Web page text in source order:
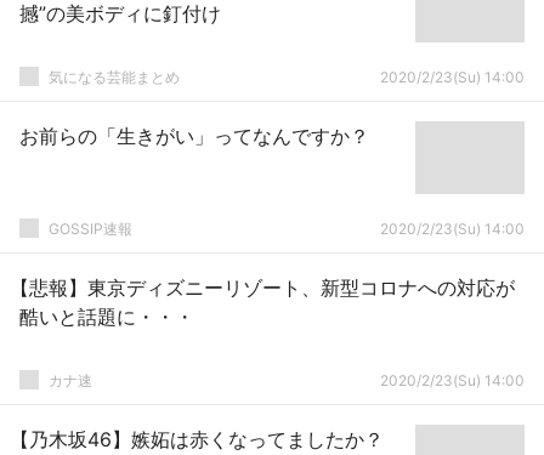
撼”の美ボディに釘付け
気になる芸能まとめ 2020/2/23(Su) 14:00
お前らの「生きがい」ってなんですか？
GOSSIP速報 2020/2/23(Su) 14:00
【悲報】東京ディズニーリゾート、新型コロナへの対応が
酷いと話題に・・・
カナ速 2020/2/23(Su) 14:00
【乃木坂46】嫉妬は赤くなってましたか？